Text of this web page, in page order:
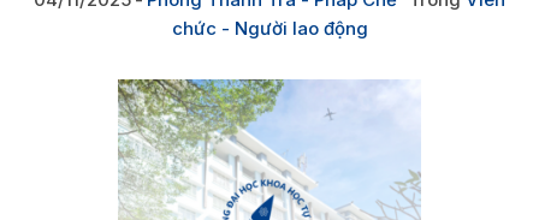
chức - Người lao động